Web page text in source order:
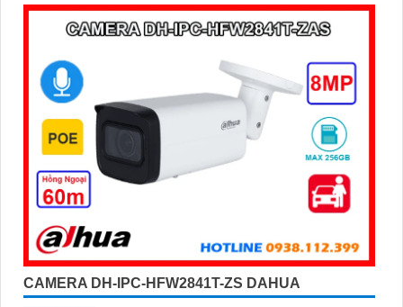
CAMERA DH-IPC-HFW2841T-ZS DAHUA